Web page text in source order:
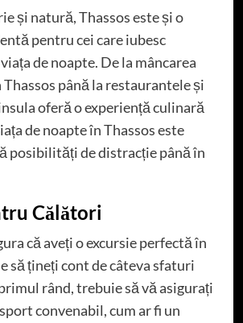
și natură, Thassos este și o
pentru cei care iubesc
de noapte. De la mâncarea
până la restaurantele și
oferă o experiență culinară
de noapte în Thassos este
posibilități de distracție până în
Călători
că aveți o excursie perfectă în
să țineți cont de câteva sfaturi
rând, trebuie să vă asigurați
convenabil, cum ar fi un